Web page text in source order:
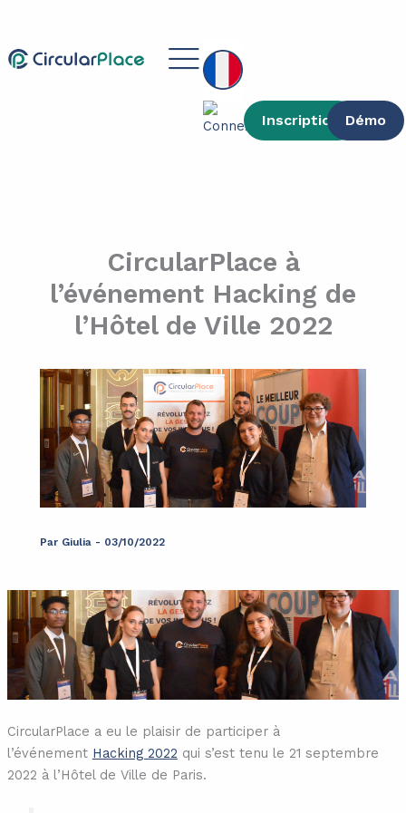
contenu
Main
Menu
Inscription Démo
CircularPlace à
l’événement Hacking de
l’Hôtel de Ville 2022
Par Giulia - 03/10/2022
CircularPlace a eu le plaisir de participer à
l’événement Hacking 2022 qui s’est tenu le 21 septembre
2022 à l’Hôtel de Ville de Paris.